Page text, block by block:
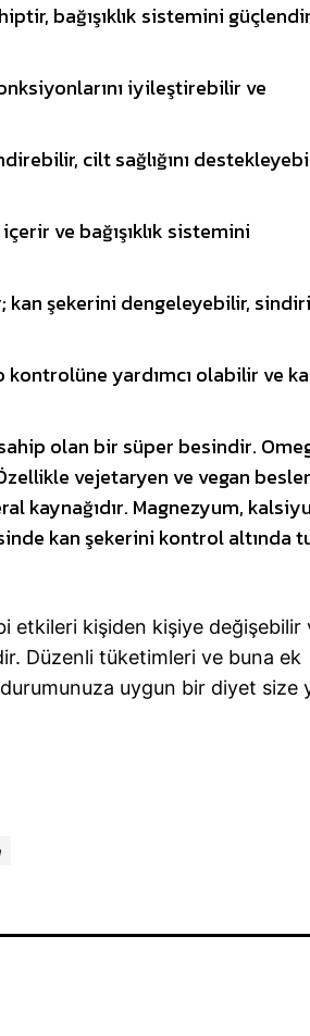
bağışıklık sistemini
iyileştirebilir ve
cilt sağlığını
ve bağışıklık sistemini
kan şekerini dengeleyebilir,
yardımcı olabilir ve
olan bir süper besindir.
vejetaryen ve vegan
kaynağıdır. Magnezyum,
kan şekerini kontrol altında
etkileri kişiden kişiye değişebilir
Düzenli tüketimleri ve buna ek
durumunuza uygun bir diyet size